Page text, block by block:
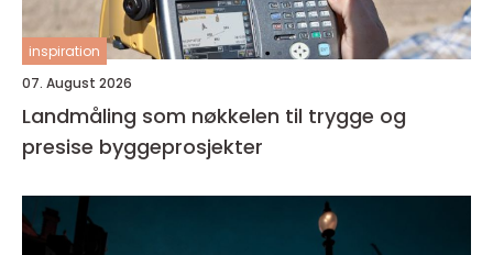
inspiration
07. August 2026
Landmåling som nøkkelen til trygge og
presise byggeprosjekter